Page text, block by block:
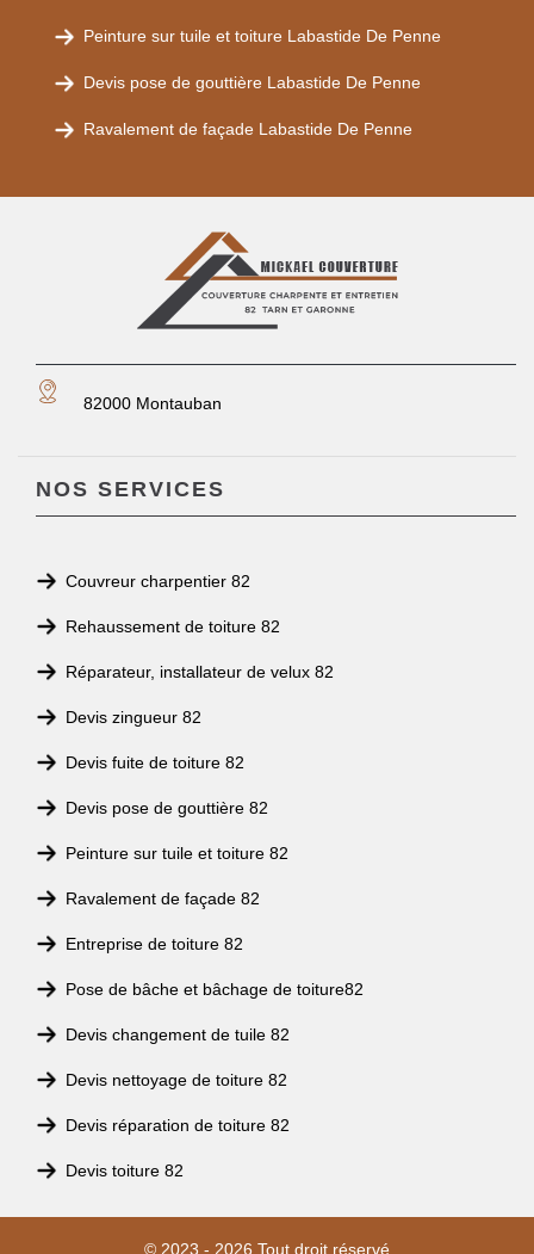
Peinture sur tuile et toiture Labastide De Penne
Devis pose de gouttière Labastide De Penne
Ravalement de façade Labastide De Penne
82000 Montauban
NOS SERVICES
Couvreur charpentier 82
Rehaussement de toiture 82
Réparateur, installateur de velux 82
Devis zingueur 82
Devis fuite de toiture 82
Devis pose de gouttière 82
Peinture sur tuile et toiture 82
Ravalement de façade 82
Entreprise de toiture 82
Pose de bâche et bâchage de toiture82
Devis changement de tuile 82
Devis nettoyage de toiture 82
Devis réparation de toiture 82
Devis toiture 82
© 2023 - 2026 Tout droit réservé